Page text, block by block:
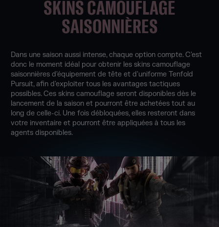
SKINS CAMOUFLAGE
SAISONNIÈRES
Dans une saison aussi intense, chaque option compte. C'est
donc le moment idéal pour obtenir les skins camouflage
saisonnières d'équipement de tête et d'uniforme Tenfold
Pursuit, afin d'exploiter tous les avantages tactiques
possibles. Ces skins camouflage seront disponibles dès le
lancement de la saison et pourront être achetées tout au
long de celle-ci. Une fois débloquées, elles resteront dans
votre inventaire et pourront être appliquées à tous les
agents disponibles.